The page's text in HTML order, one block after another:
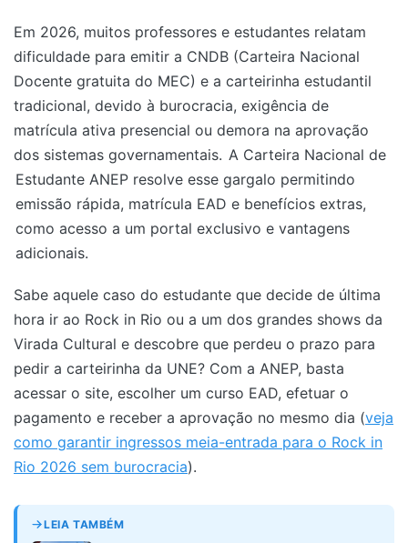
Em 2026, muitos professores e estudantes relatam
dificuldade para emitir a CNDB (Carteira Nacional
Docente gratuita do MEC) e a carteirinha estudantil
tradicional, devido à burocracia, exigência de
matrícula ativa presencial ou demora na aprovação
dos sistemas governamentais. A Carteira Nacional de
Estudante ANEP resolve esse gargalo permitindo
emissão rápida, matrícula EAD e benefícios extras,
como acesso a um portal exclusivo e vantagens
adicionais.
Sabe aquele caso do estudante que decide de última
hora ir ao Rock in Rio ou a um dos grandes shows da
Virada Cultural e descobre que perdeu o prazo para
pedir a carteirinha da UNE? Com a ANEP, basta
acessar o site, escolher um curso EAD, efetuar o
pagamento e receber a aprovação no mesmo dia (veja
como garantir ingressos meia-entrada para o Rock in
Rio 2026 sem burocracia).
LEIA TAMBÉM